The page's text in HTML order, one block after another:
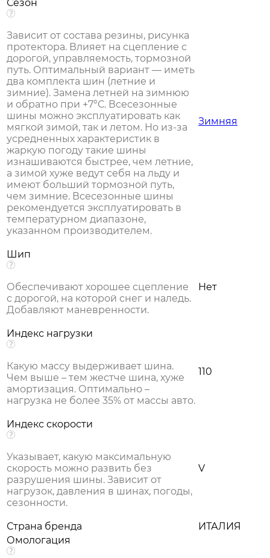
Сезон
Зависит от состава резины, рисунка
протектора. Влияет на сцепление с
дорогой, управляемость, тормозной
путь. Оптимальный вариант — иметь
два комплекта шин (летние и
зимние). Замена летней на зимнюю
и обратно при +7°С. Всесезонные
шины можно эксплуатировать как
мягкой зимой, так и летом. Но из-за
усредненных характеристик в
жаркую погоду такие шины
изнашиваются быстрее, чем летние,
а зимой хуже ведут себя на льду и
имеют больший тормозной путь,
чем зимние. Всесезонные шины
рекомендуется эксплуатировать в
температурном диапазоне,
указанном производителем.
Зимняя
Шип
Обеспечивают хорошее сцепление
с дорогой, на которой снег и наледь.
Добавляют маневренности.
Нет
Индекс нагрузки
Какую массу выдерживает шина.
Чем выше – тем жестче шина, хуже
амортизация. Оптимально –
нагрузка не более 35% от массы авто.
110
Индекс скорости
Указывает, какую максимальную
скорость можно развить без
разрушения шины. Зависит от
нагрузок, давления в шинах, погоды,
сезонности.
V
Страна бренда
ИТАЛИЯ
Омологация